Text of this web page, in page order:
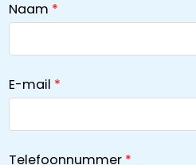
Naam
E-mail
Telefoonnummer